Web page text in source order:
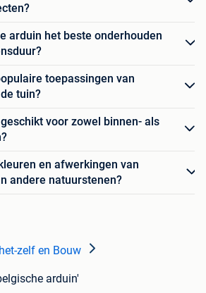
arduin het beste onderhouden
toepassingen van
tuin?
voor zowel binnen- als
en afwerkingen van
andere natuurstenen?
zelf en Bouw
arduin'